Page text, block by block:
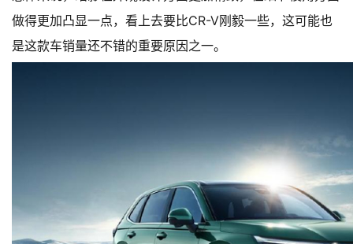
做得更加凸显一点，看上去要比CR-V刚毅一些，这可能也
是这款车销量还不错的重要原因之一。